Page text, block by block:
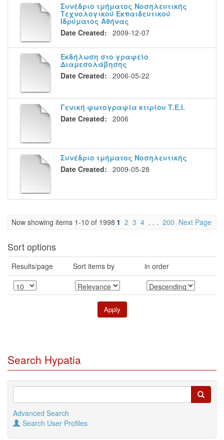
Συνέδριο τμήματος Νοσηλευτικής
Τεχνολογικού Εκπαιδευτικού
Ιδρύματος Αθήνας
Date Created: 2009-12-07
Εκδήλωση στο γραφείο
Διαμεσολάβησης
Date Created: 2006-05-22
Γενική φωτογραφία κτιρίου Τ.Ε.Ι.
Date Created: 2006
Συνέδριο τμήματος Νοσηλευτικής
Date Created: 2009-05-28
Now showing items 1-10 of 1998 1 2 3 4 . . . 200 Next Page
Sort options
Results/page Sort items by in order
Search Hypatia
Advanced Search
Search User Profiles